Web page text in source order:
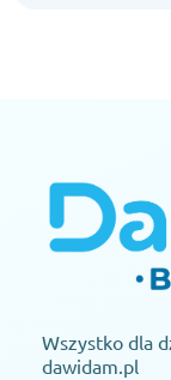
Wszystko dla
dawidam.pl